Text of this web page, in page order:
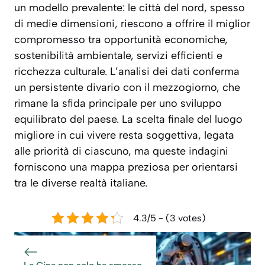
un modello prevalente: le città del nord, spesso
di medie dimensioni, riescono a offrire il miglior
compromesso tra opportunità economiche,
sostenibilità ambientale, servizi efficienti e
ricchezza culturale. L’analisi dei dati conferma
un persistente divario con il mezzogiorno, che
rimane la sfida principale per uno sviluppo
equilibrato del paese. La scelta finale del luogo
migliore in cui vivere resta soggettiva, legata
alle priorità di ciascuno, ma queste indagini
forniscono una mappa preziosa per orientarsi
tra le diverse realtà italiane.
4.3/5 - (3 votes)